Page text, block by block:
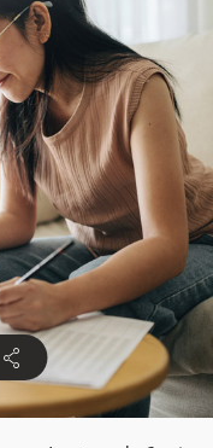
share